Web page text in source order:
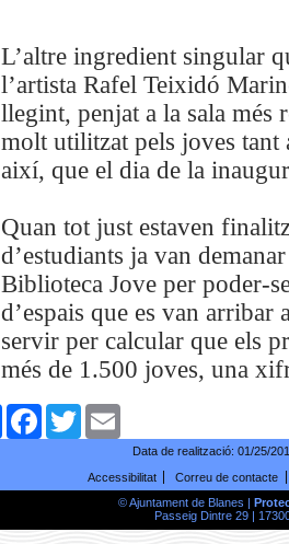
L’altre ingredient singular
l’artista Rafel Teixidó
llegint, penjat a la sala més
molt utilitzat pels joves
així, que el dia de la
Quan tot just estaven
d’estudiants ja van
Biblioteca Jove per poder-
d’espais que es van
servir per calcular que els
més de 1.500 joves, una
ComparteixFacebookTwitter
Data de realització: 01/25/
Accessibilitat
Correu de contacte
© Ajuntament de Blanes |
Passeig Dintre 29 |